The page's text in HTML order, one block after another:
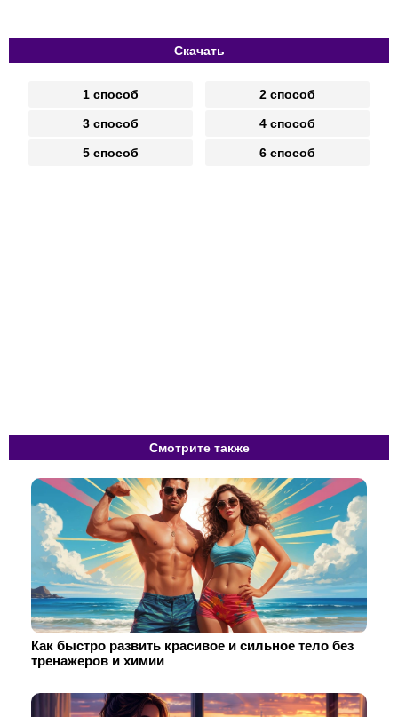
Скачать
1 способ 2 способ
3 способ 4 способ
5 способ 6 способ
Смотрите также
Как быстро развить красивое и сильное тело без
тренажеров и химии